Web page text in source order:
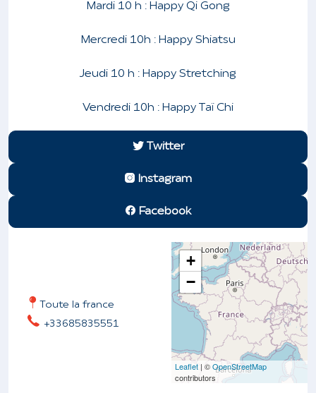
Mardi 10 h : Happy Qi Gong
Mercredi 10h : Happy Shiatsu
Jeudi 10 h : Happy Stretching
Vendredi 10h : Happy Taï Chi
Twitter
Instagram
Facebook
Toute la france
+33685835551
+
−
Leaflet | ©OpenStreetMap
contributors